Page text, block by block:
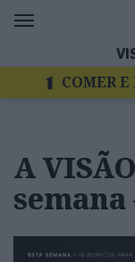
COMER E
A
semana